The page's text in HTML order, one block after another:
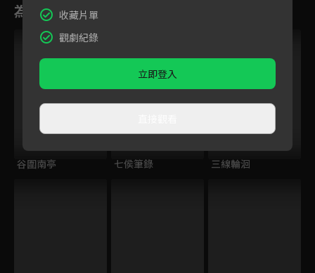
為您推薦
谷圍南亭 七侯筆錄 三線輪洄
收藏片單
觀劇紀錄
立即登入